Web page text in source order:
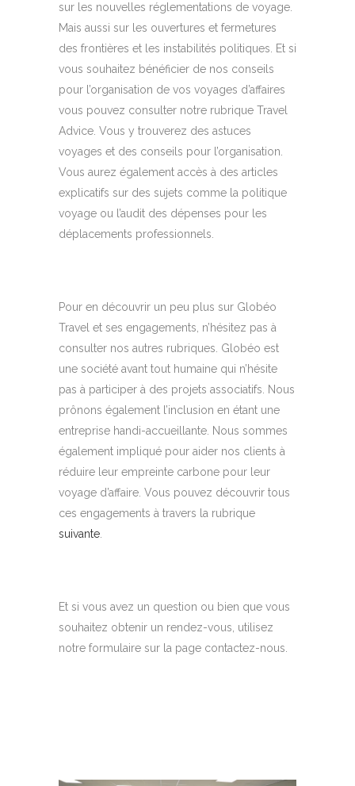
sur les nouvelles réglementations de voyage.
Mais aussi sur les ouvertures et fermetures
des frontières et les instabilités politiques. Et si
vous souhaitez bénéficier de nos conseils
pour l’organisation de vos voyages d’affaires
vous pouvez consulter notre rubrique Travel
Advice. Vous y trouverez des astuces
voyages et des conseils pour l’organisation.
Vous aurez également accès à des articles
explicatifs sur des sujets comme la politique
voyage ou l’audit des dépenses pour les
déplacements professionnels.
Pour en découvrir un peu plus sur Globéo
Travel et ses engagements, n’hésitez pas à
consulter nos autres rubriques. Globéo est
une société avant tout humaine qui n’hésite
pas à participer à des projets associatifs. Nous
prônons également l’inclusion en étant une
entreprise handi-accueillante. Nous sommes
également impliqué pour aider nos clients à
réduire leur empreinte carbone pour leur
voyage d’affaire. Vous pouvez découvrir tous
ces engagements à travers la rubrique
suivante
Et si vous avez un question ou bien que vous
souhaitez obtenir un rendez-vous, utilisez
notre formulaire sur la page contactez-nous.